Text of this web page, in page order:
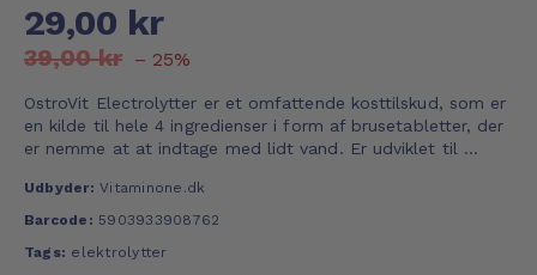
29,00 kr
39,00 kr – 25%
OstroVit Electrolytter er et omfattende kosttilskud, som er
en kilde til hele 4 ingredienser i form af brusetabletter, der
er nemme at at indtage med lidt vand. Er udviklet til ...
Udbyder: Vitaminone.dk
Barcode: 5903933908762
Tags: elektrolytter